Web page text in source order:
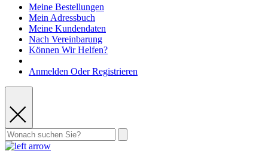
Meine Bestellungen
Mein Adressbuch
Meine Kundendaten
Nach Vereinbarung
Können Wir Helfen?
Anmelden Oder Registrieren